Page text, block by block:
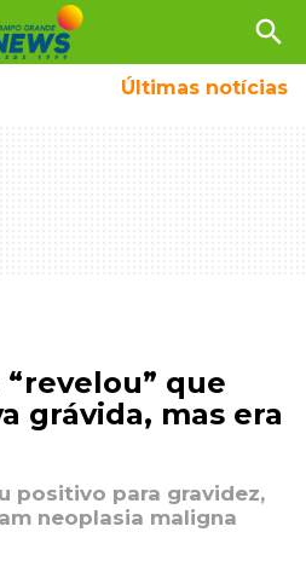
search
Últimas notícias
que
grávida, mas era
positivo para gravidez,
neoplasia maligna